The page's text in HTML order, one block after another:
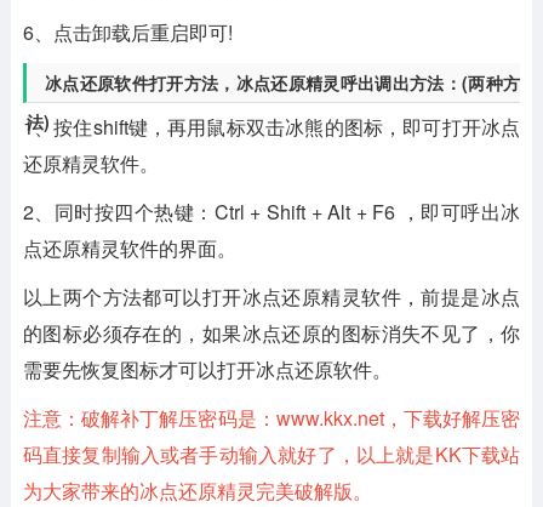
6、点击卸载后重启即可!
冰点还原软件打开方法，冰点还原精灵呼出调出方法：(两种方
法)
1、按住shift键，再用鼠标双击冰熊的图标，即可打开冰点
还原精灵软件。
2、同时按四个热键：Ctrl + Shift + Alt + F6 ，即可呼出冰
点还原精灵软件的界面。
以上两个方法都可以打开冰点还原精灵软件，前提是冰点
的图标必须存在的，如果冰点还原的图标消失不见了，你
需要先恢复图标才可以打开冰点还原软件。
注意：破解补丁解压密码是：www.kkx.net，下载好解压密
码直接复制输入或者手动输入就好了，以上就是KK下载站
为大家带来的冰点还原精灵完美破解版。